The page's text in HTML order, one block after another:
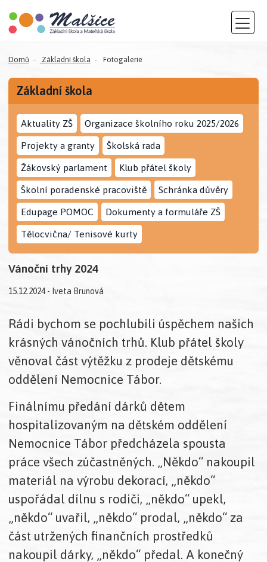
Domů Základní škola Fotogalerie
Základní škola
Aktuality ZŠ Organizace školního roku 2025/2026
Projekty a granty Školská rada
Žákovský parlament Klub přátel školy
Školní poradenské pracoviště Schránka důvěry
Edupage POMOC Dokumenty a formuláře ZŠ
Tělocvična/ Tenisové kurty
Vánoční trhy 2024
15.12.2024 - Iveta Brunová
Rádi bychom se pochlubili úspěchem našich
krásných vánočních trhů. Klub přátel školy
věnoval část výtěžku z prodeje dětskému
oddělení Nemocnice Tábor.
Finálnímu předání dárků dětem
hospitalizovaným na dětském oddělení
Nemocnice Tábor předcházela spousta
práce všech zúčastněných. „Někdo“ nakoupil
materiál na výrobu dekorací, „někdo“
uspořádal dílnu s rodiči, „někdo“ upekl,
„někdo“ uvařil, „někdo“ prodal, „někdo“ za
část utržených finančních prostředků
nakoupil dárky, „někdo“ předal. A konečný